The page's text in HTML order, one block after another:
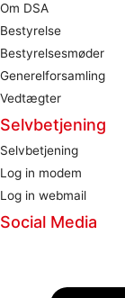
Om DSA
Bestyrelse
Bestyrelsesmøder
Generelforsamling
Vedtægter
Selvbetjening
Selvbetjening
Log in modem
Log in webmail
Social Media